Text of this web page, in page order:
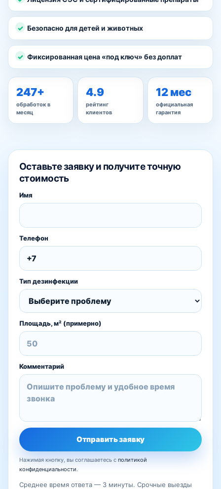
Безопасно для детей и животных
Фиксированная цена «под ключ» без доплат
247+
обработок в
месяц
4.9
рейтинг
клиентов
12 мес
официальная
гарантия
Оставьте заявку и получите точную
стоимость
Имя
Телефон
Тип дезинфекции
Площадь, м² (примерно)
Комментарий
Отправить заявку
Нажимая кнопку, вы соглашаетесь с политикой
конфиденциальности.
Среднее время ответа — 3 минуты. Срочные выезды